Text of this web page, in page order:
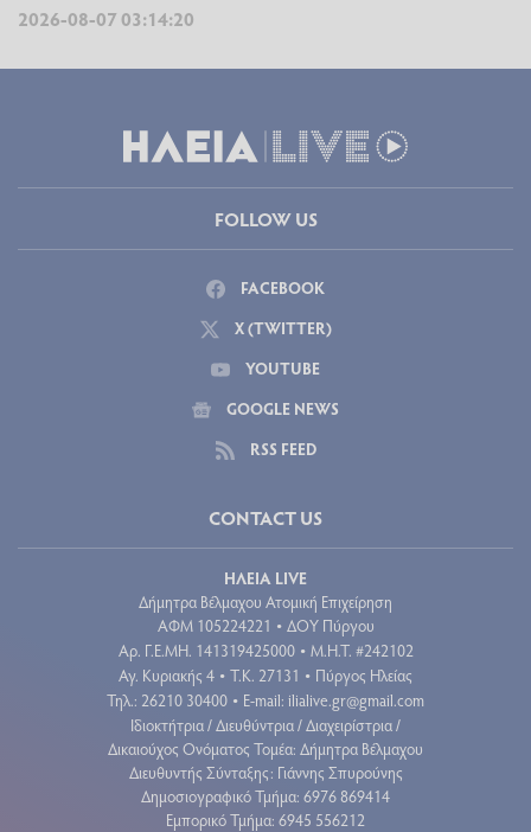
2026-08-07 03:14:20
FOLLOW US
FACEBOOK
X (TWITTER)
YOUTUBE
GOOGLE NEWS
RSS FEED
CONTACT US
ΗΛΕΙΑ LIVE
Δήμητρα Βέλμαχου Ατομική Επιχείρηση
ΑΦΜ 105224221 • ΔΟΥ Πύργου
Aρ. Γ.Ε.ΜΗ. 141319425000 • Μ.Η.Τ. #242102
Αγ. Κυριακής 4 • Τ.Κ. 27131 • Πύργος Ηλείας
Τηλ.: 26210 30400 • E-mail: ilialive.gr@gmail.com
Ιδιοκτήτρια / Διευθύντρια / Διαχειρίστρια /
Δικαιούχος Ονόματος Τομέα: Δήμητρα Βέλμαχου
Διευθυντής Σύνταξης: Γιάννης Σπυρούνης
Δημοσιογραφικό Τμήμα: 6976 869414
Εμπορικό Τμήμα: 6945 556212